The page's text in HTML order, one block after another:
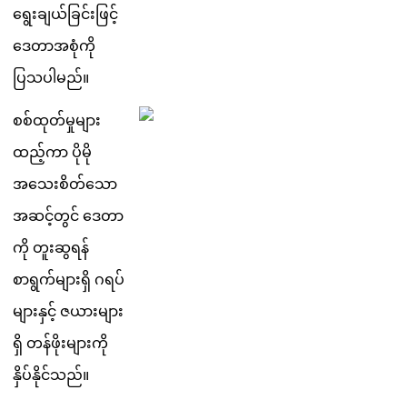
ရခယ ခင ဖင
ဒတအစက
ပသပ မည။
စစထတမမ
ထညက ပမ
အသစတသ
အဆငတင ဒတ
က တဆရန
စရကမရ ဂရပ
မနင ဇယမ
ရ တနဖမက
နပနငသည။